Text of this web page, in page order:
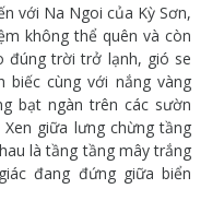
với Na Ngoi của Kỳ Sơn,
không thể quên và còn
đúng trời trở lạnh, gió se
cùng với nắng vàng
bạt ngàn trên các sườn
giữa lưng chừng tầng
là tầng tầng mây trắng
đang đứng giữa biển